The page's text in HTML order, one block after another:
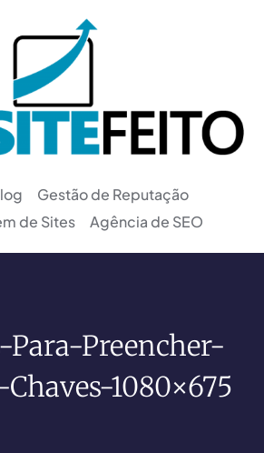
Gestão de Reputação
de Sites
Agência de SEO
Para-Preencher-
1080×675